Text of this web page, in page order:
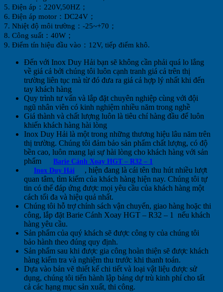
5. Điện áp：220V,50HZ；
6. Điện áp motor：DC24V；
7. Nhiệt độ môi trường：-25~+70；
8. Công suất：40W；
9. Điểm tín hiệu đầu vào：12V, tiếp điểm khô.
Đến với Inox Duy Hải bạn sẽ không cần phải quá lo lắng
về giá cả bởi chúng tôi luôn cạnh tranh giá cả trên thị
trường liên tục mà từ đó đưa ra giá cả hợp lý nhất khi đến
tay khách hàng
Quy trình tư vấn và lắp đặt chuyên nghiệp cùng với đội
ngũ nhân viên có kinh nghiệm nhiều năm trong nghề
Giá thành và chất lượng luôn là tiêu chí hàng đầu để luôn
khiến khách hàng hài lòng
Inox Duy Hải là một trong những thương hiệu lâu năm trên
thị trường. Chúng tôi đảm bảo sản phẩm chất lượng, có độ
bền cao, luôn mang lại sự hài lòng cho khách hàng với sản
phẩm
Barie Cánh Xoay HGT – R32 – 1
Inox Duy Hải
, hiện đang là cái tên thu hút nhiều lượt
quan tâm, tìm kiếm của khách hàng hiện nay. Chúng tôi tự
tin có thể đáp ứng được mọi yêu cầu của khách hàng một
cách tối đa và hiệu quả nhất.
Chúng tôi hỗ trợ chính sách vận chuyển, giao hàng hoặc thi
công, lắp đặt Barie Cánh Xoay HGT – R32 – 1
nếu khách
hàng yêu cầu.
Sản phẩm của quý khách sẽ được công ty của chúng tôi
bảo hành theo đúng quy định.
Sản phẩm sau khi được gia công hoàn thiện sẽ được khách
hàng kiểm tra và nghiệm thu trước khi thanh toán.
Dựa vào bản vẽ thiết kế chi tiết và loại vật liệu được sử
dụng, chúng tôi tiến hành lập bảng dự trù kinh phí cho tất
cả các hạng mục sản xuất, thi công.